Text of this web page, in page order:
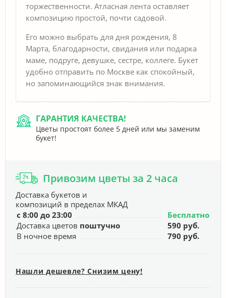
торжественности. Атласная лента оставляет
композицию простой, почти садовой.
Его можно выбрать для дня рождения, 8
Марта, благодарности, свидания или подарка
маме, подруге, девушке, сестре, коллеге. Букет
удобно отправить по Москве как спокойный,
но запоминающийся знак внимания.
ГАРАНТИЯ КАЧЕСТВА!
Цветы простоят более 5 дней или мы заменим
букет!
Привозим цветы за 2 часа
Доставка букетов и
композиций в пределах МКАД
с 8:00 до 23:00
Бесплатно
Доставка цветов поштучно
590 руб.
В ночное время
790 руб.
Нашли дешевле? Снизим цену!